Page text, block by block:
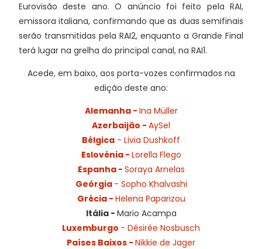
Eurovisão deste ano. O anúncio foi feito pela RAI,
emissora italiana, confirmando que as duas semifinais
serão transmitidas pela RAI2, enquanto a Grande Final
terá lugar na grelha do principal canal, na RAI1.
Acede, em baixo, aos porta-vozes confirmados na
edição deste ano:
Alemanha - Ina Müller
Azerbaijão - AySel
Bélgica - Livia Dushkoff
Eslovénia - Lorella Flego
Espanha - Soraya Arnelas
Geórgia - Sopho Khalvashi
Grécia - Helena Paparizou
Itália - Mario Acampa
Luxemburgo - Désirée Nosbusch
Países Baixos - Nikkie de Jager